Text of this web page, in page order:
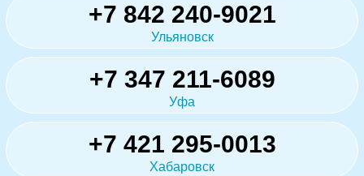
+7 842 240-9021
Ульяновск
+7 347 211-6089
Уфа
+7 421 295-0013
Хабаровск